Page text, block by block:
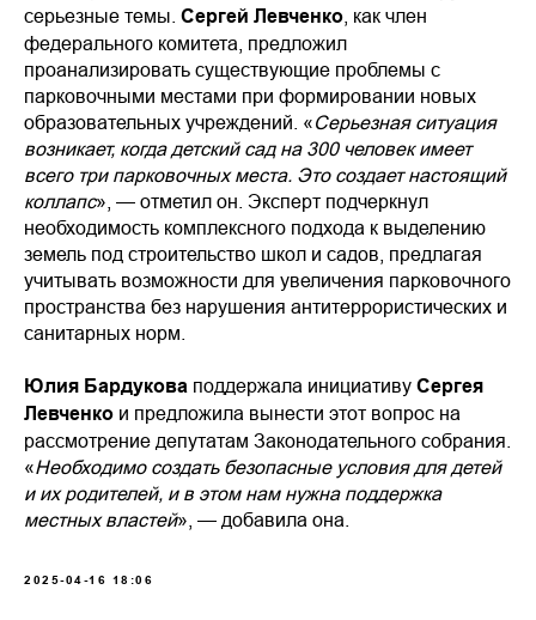
серьезные темы. Сергей Левченко , как член
федерального комитета, предложил
проанализировать существующие проблемы с
парковочными местами при формировании новых
образовательных учреждений. «Серьезная ситуация
возникает, когда детский сад на 300 человек имеет
всего три парковочных места. Это создает настоящий
коллапс», — отметил он. Эксперт подчеркнул
необходимость комплексного подхода к выделению
земель под строительство школ и садов, предлагая
учитывать возможности для увеличения парковочного
пространства без нарушения антитеррористических и
санитарных норм.
Юлия Бардукова поддержала инициативу Сергея
Левченко и предложила вынести этот вопрос на
рассмотрение депутатам Законодательного собрания.
«Необходимо создать безопасные условия для детей
и их родителей, и в этом нам нужна поддержка
местных властей», — добавила она.
2025-04-16 18:06